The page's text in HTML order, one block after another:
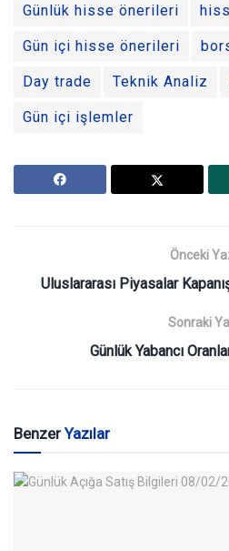
Günlük hisse önerileri
Gün içi hisse önerileri
Day trade Teknik Analiz
Gün içi işlemler
Önceki
Uluslararası Piyasalar
Sonraki
Günlük Yabancı
BenzerYazılar